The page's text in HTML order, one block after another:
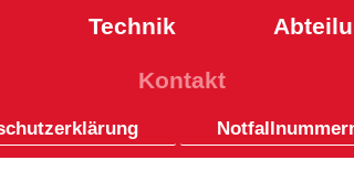
Technik
Kontakt